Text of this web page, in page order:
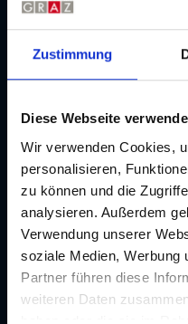
Zustimmung
Diese Webseite
Wir verwenden Cookies,
personalisieren,
zu können und die
analysieren. Außerdem
Verwendung unserer
soziale Medien, Werbung
Partner führen diese
weiteren Daten